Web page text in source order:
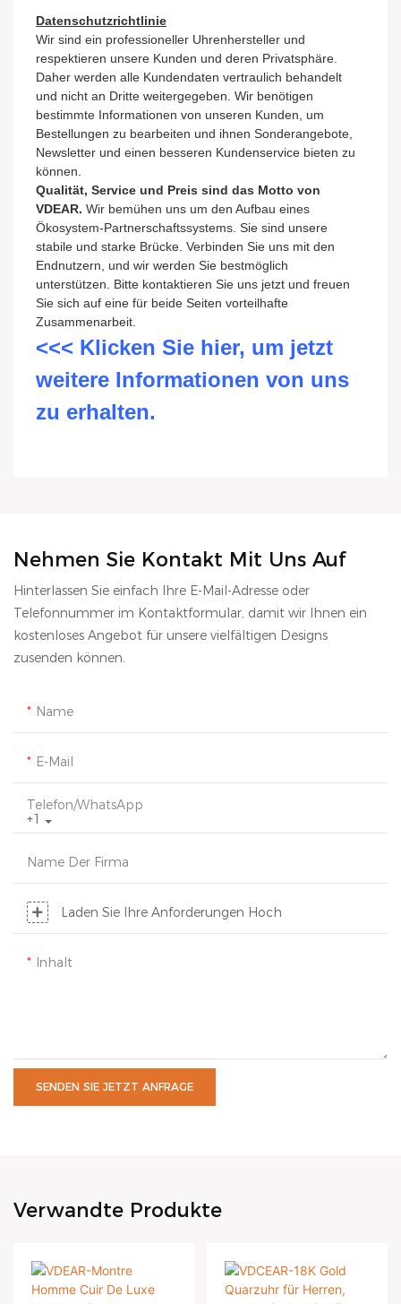
Datenschutzrichtlinie
Wir sind ein professioneller Uhrenhersteller und
respektieren unsere Kunden und deren Privatsphäre.
Daher werden alle Kundendaten vertraulich behandelt
und nicht an Dritte weitergegeben. Wir benötigen
bestimmte Informationen von unseren Kunden, um
Bestellungen zu bearbeiten und ihnen Sonderangebote,
Newsletter und einen besseren Kundenservice bieten zu
können.
Qualität, Service und Preis sind das Motto von
VDEAR. Wir bemühen uns um den Aufbau eines
Ökosystem-Partnerschaftssystems. Sie sind unsere
stabile und starke Brücke. Verbinden Sie uns mit den
Endnutzern, und wir werden Sie bestmöglich
unterstützen. Bitte kontaktieren Sie uns jetzt und freuen
Sie sich auf eine für beide Seiten vorteilhafte
Zusammenarbeit.
<<< Klicken Sie hier, um jetzt
weitere Informationen von uns
zu erhalten.
Nehmen Sie Kontakt Mit Uns Auf
Hinterlassen Sie einfach Ihre E-Mail-Adresse oder
Telefonnummer im Kontaktformular, damit wir Ihnen ein
kostenloses Angebot für unsere vielfältigen Designs
zusenden können.
Name
E-Mail
+1
Telefon/WhatsApp
Name Der Firma
Laden Sie Ihre Anforderungen Hoch
Inhalt
SENDEN SIE JETZT ANFRAGE
Verwandte Produkte